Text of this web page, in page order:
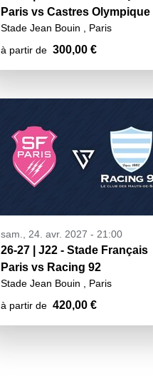
Paris vs Castres Olympique
Stade Jean Bouin , Paris
à partir de 300,00 €
sam., 24. avr. 2027 - 21:00
26-27 | J22 - Stade Français
Paris vs Racing 92
Stade Jean Bouin , Paris
à partir de 420,00 €